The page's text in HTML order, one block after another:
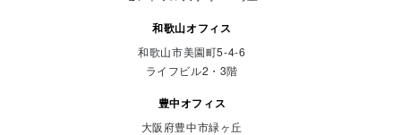
和歌山オフィス
和歌山市美園町5-4-6
ライフビル2・3階
豊中オフィス
大阪府豊中市緑ヶ丘